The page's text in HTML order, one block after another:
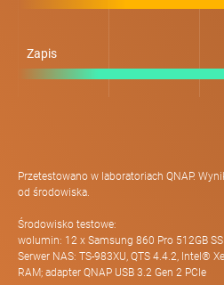
Zapis
Przetestowano w laboratoriach QNAP.
od środowiska.
Środowisko testowe:
wolumin: 12 x Samsung 860 Pro 512GB
Serwer NAS: TS-983XU, QTS 4.4.2, Intel®
RAM; adapter QNAP USB 3.2 Gen 2 PCIe